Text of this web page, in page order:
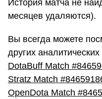
История матча не
месяцев удаляются).
Вы всегда можете
других
DotaBuff Match
Stratz Match
OpenDota Match